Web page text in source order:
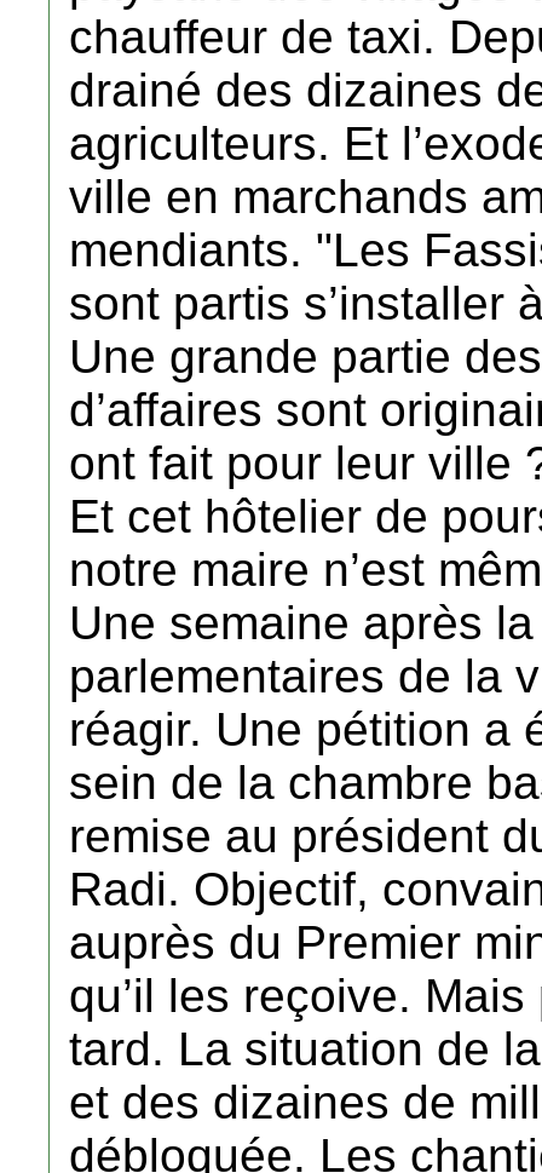
chauffeur de taxi.
drainé des dizaines
agriculteurs. Et
ville en marchands
mendiants. "Les
sont partis s’installer
Une grande partie
d’affaires sont
ont fait pour leur ville
Et cet hôtelier de
notre maire n’est
Une semaine après
parlementaires de la
réagir. Une pétition a
sein de la chambre
remise au président
Radi. Objectif,
auprès du Premier
qu’il les reçoive.
tard. La situation de
et des dizaines de
débloquée. Les